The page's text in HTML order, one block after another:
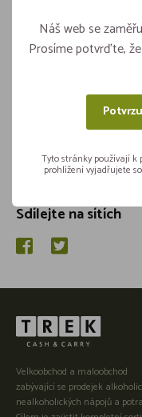
ks
Sdílejte na sítích
Velkoobchod a maloobchod
zabývající se prodejek
nealkoholických nápojů a
Náš web se
Prosíme potvrďte,
Tyto stránky používají k
prohlížení vyjadřujete